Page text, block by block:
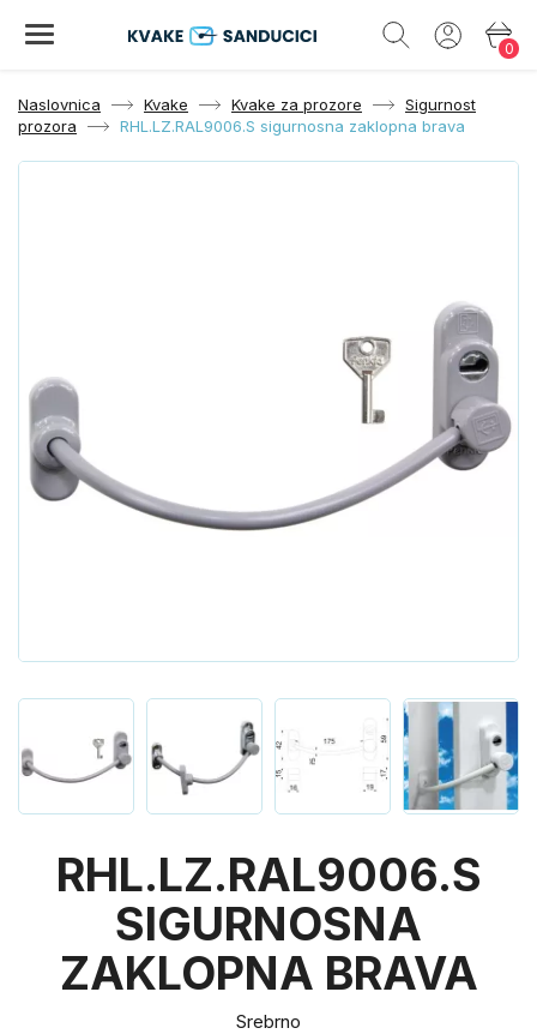
0
Naslovnica Kvake Kvake za prozore
Sigurnost
prozora
RHL.LZ.RAL9006.S sigurnosna zaklopna brava
RHL.LZ.RAL9006.S
SIGURNOSNA
ZAKLOPNA BRAVA
Srebrno